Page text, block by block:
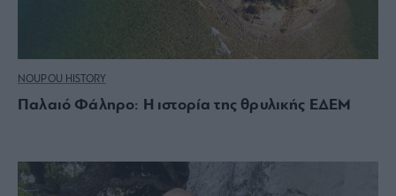
NOUPOU HISTORY
Παλαιό Φάληρο: Η ιστορία της θρυλικής ΕΔΕΜ